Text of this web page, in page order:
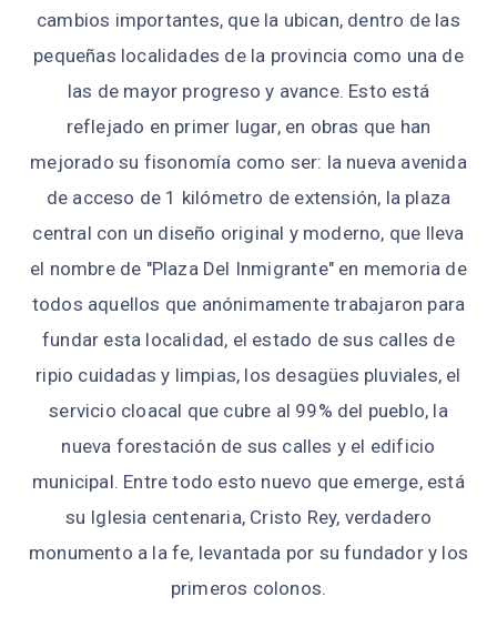
cambios importantes, que la ubican, dentro de las
pequeñas localidades de la provincia como una de
las de mayor progreso y avance. Esto está
reflejado en primer lugar, en obras que han
mejorado su fisonomía como ser: la nueva avenida
de acceso de 1 kilómetro de extensión, la plaza
central con un diseño original y moderno, que lleva
el nombre de "Plaza Del Inmigrante" en memoria de
todos aquellos que anónimamente trabajaron para
fundar esta localidad, el estado de sus calles de
ripio cuidadas y limpias, los desagües pluviales, el
servicio cloacal que cubre al 99% del pueblo, la
nueva forestación de sus calles y el edificio
municipal. Entre todo esto nuevo que emerge, está
su Iglesia centenaria, Cristo Rey, verdadero
monumento a la fe, levantada por su fundador y los
primeros colonos.